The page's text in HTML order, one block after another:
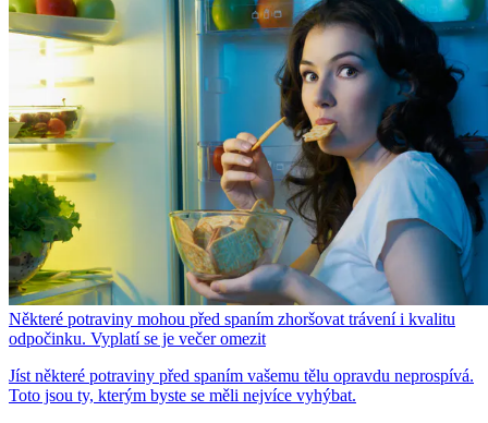
Některé potraviny mohou před spaním zhoršovat trávení i kvalitu
odpočinku. Vyplatí se je večer omezit
Jíst některé potraviny před spaním vašemu tělu opravdu neprospívá.
Toto jsou ty, kterým byste se měli nejvíce vyhýbat.